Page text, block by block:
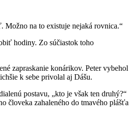
Možno na to existuje nejaká rovnica.“
hodiny. Zo súčiastok toho
zapraskanie konárikov. Peter vybehol
k sebe privolal aj Dášu.
postavu, „kto je však ten druhý?“
človeka zahaleného do tmavého plášťa